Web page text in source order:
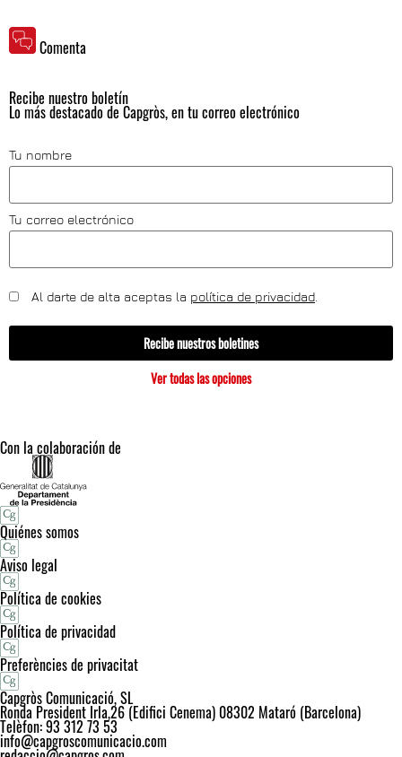
Comenta
Recibe nuestro boletín
Lo más destacado de Capgròs, en tu correo electrónico
Tu nombre
Tu correo electrónico
Al darte de alta aceptas la política de privacidad
Recibe nuestros boletines
Ver todas las opciones
Con la colaboración de
Quiénes somos
Aviso legal
Política de cookies
Política de privacidad
Preferències de privacitat
Capgròs Comunicació, SL
Ronda President Irla,26 (Edifici Cenema) 08302 Mataró (Barcelona)
Telèfon: 93 312 73 53
info@capgroscomunicacio.com